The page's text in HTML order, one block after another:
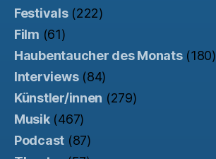
Festivals(222)
Film (61)
Haubentaucher des Monats(180)
Interviews(84)
Künstler/innen (279)
Musik(467)
Podcast (87)